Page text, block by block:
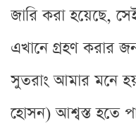
জারি করা হয়েছে,
এখানে গ্রহণ করার
সুতরাং আমার মনে
হোসন) আশ্বস্ত হতে